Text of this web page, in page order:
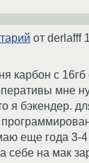
от derlafff
карбон с
мне
я бэкендер.
еще года 3-4
себе на мак